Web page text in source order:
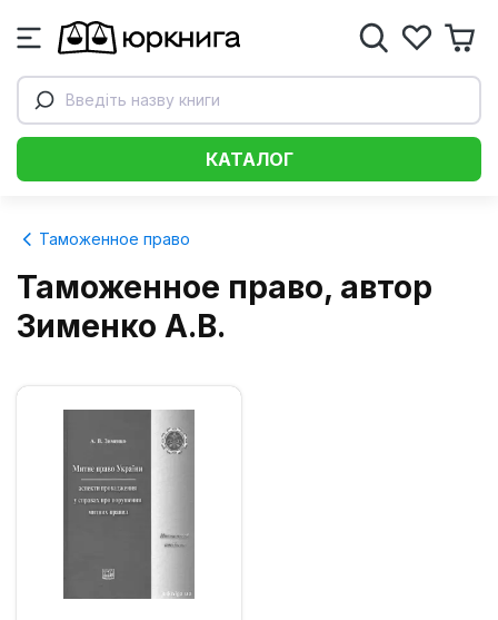
Введіть назву книги
КАТАЛОГ
Таможенное право
Таможенное право, автор
Зименко А.В.